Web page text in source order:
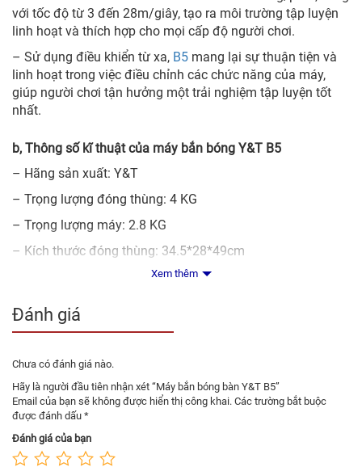
với tốc độ từ 3 đến 28m/giây, tạo ra môi trường tập luyện
linh hoạt và thích hợp cho mọi cấp độ người chơi.
– Sử dụng điều khiển từ xa, B5 mang lại sự thuận tiện và
linh hoạt trong việc điều chỉnh các chức năng của máy,
giúp người chơi tận hưởng một trải nghiệm tập luyện tốt
nhất.
b, Thông số kĩ thuật của máy bắn bóng Y&T B5
– Hãng sản xuất: Y&T
– Trọng lượng đóng thùng: 4 KG
– Trọng lượng máy: 2.8 KG
– Kích thước đóng thùng: 34.5*28*49cm
– Kích thước máy: 30*24*53cm
– Tần số bắn bóng: 25-80 bóng/phút
– Đường cong bắn bóng: Điều góc từ 0 đến 40 độ
c, Hình ảnh sản phẩm máy bắn bóng Y&T B5
Xem thêm
Đánh giá
Chưa có đánh giá nào.
Hãy là người đầu tiên nhận xét “Máy bắn bóng bàn Y&T B5”
Email của bạn sẽ không được hiển thị công khai. Các trường bắt buộc
được đánh dấu *
Đánh giá của bạn